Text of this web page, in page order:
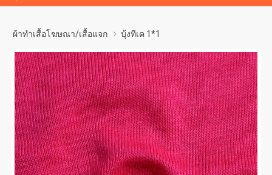
ผ้าทำเสื้อโฆษณา/เสื้อแจก บุ้งทีเค 1*1